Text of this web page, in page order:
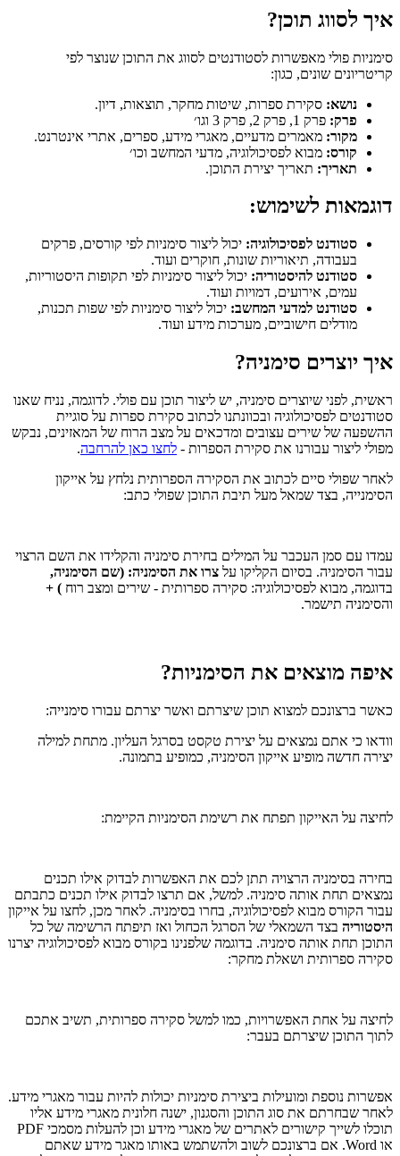
איך לסווג תוכן?
סימניות פולי מאפשרות לסטודנטים לסווג את התוכן שנוצר לפי
קריטריונים שונים, כגון:
נושא: סקירת ספרות, שיטות מחקר, תוצאות, דיון.
פרק: פרק 1, פרק 2, פרק 3 וגו׳
מקור: מאמרים מדעיים, מאגרי מידע, ספרים, אתרי אינטרנט.
קורס: מבוא לפסיכולוגיה, מדעי המחשב וכו׳
תאריך: תאריך יצירת התוכן.
דוגמאות לשימוש:
סטודנט לפסיכולוגיה: יכול ליצור סימניות לפי קורסים, פרקים
בעבודה, תיאוריות שונות, חוקרים ועוד.
סטודנט להיסטוריה: יכול ליצור סימניות לפי תקופות היסטוריות,
עמים, אירועים, דמויות ועוד.
סטודנט למדעי המחשב: יכול ליצור סימניות לפי שפות תכנות,
מודלים חישוביים, מערכות מידע ועוד.
איך יוצרים סימניה?
ראשית, לפני שיוצרים סימניה, יש ליצור תוכן עם פולי. לדוגמה, נניח שאנו
סטודנטים לפסיכולוגיה ובכוונתנו לכתוב סקירת ספרות על סוגיית
ההשפעה של שירים עצובים ומדכאים על מצב הרוח של המאזינים, נבקש
מפולי ליצור עבורנו את סקירת הספרות - לחצו כאן להרחבה.
לאחר שפולי סיים לכתוב את הסקירה הספרותית נלחץ על אייקון
הסימנייה, בצד שמאל מעל תיבת התוכן שפולי כתב:
עמדו עם סמן העכבר על המילים בחירת סימניה והקלידו את השם הרצוי
עבור הסימניה. בסיום הקליקו על צרו את הסימניה: (שם הסימניה,
בדוגמה, מבוא לפסיכולוגיה: סקירה ספרותית - שירים ומצב רוח ) +
והסימניה תישמר.
איפה מוצאים את הסימניות?
כאשר ברצונכם למצוא תוכן שיצרתם ואשר יצרתם עבורו סימנייה:
וודאו כי אתם נמצאים על יצירת טקסט בסרגל העליון. מתחת למילה
יצירה חדשה מופיע אייקון הסימניה, כמופיע בתמונה.
לחיצה על האייקון תפתח את רשימת הסימניות הקיימת:
בחירה בסימניה הרצויה תתן לכם את האפשרות לבדוק אילו תכנים
נמצאים תחת אותה סימניה. למשל, אם תרצו לבדוק אילו תכנים כתבתם
עבור הקורס מבוא לפסיכולוגיה, בחרו בסימניה. לאחר מכן, לחצו על אייקון
היסטוריה בצד השמאלי של הסרגל הכחול ואז תיפתח הרשימה של כל
התוכן תחת אותה סימניה. בדוגמה שלפנינו בקורס מבוא לפסיכולוגיה יצרנו
סקירה ספרותית ושאלת מחקר:
לחיצה על אחת האפשרויות, כמו למשל סקירה ספרותית, תשיב אתכם
לתוך התוכן שיצרתם בעבר:
אפשרות נוספת ומועילות ביצירת סימניות יכולות להיות עבור מאגרי מידע.
לאחר שבחרתם את סוג התוכן והסגנון, ישנה חלונית מאגרי מידע אליו
תוכלו לשייך קישורים לאתרים של מאגרי מידע וכן להעלות מסמכי PDF
או Word. אם ברצונכם לשוב ולהשתמש באותו מאגר מידע שאתם